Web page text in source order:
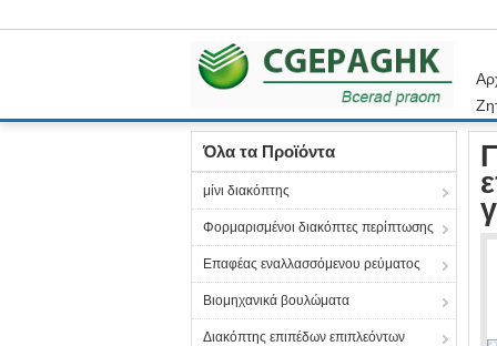
Γραφικό
Όλα τα Προϊόντα
μίνι διακόπτης
Φορμαρισμένοι διακόπτες περίπτωσης
Επαφέας εναλλασσόμενου ρεύματος
Βιομηχανικά βουλώματα
Διακόπτης επιπέδων επιπλεόντων